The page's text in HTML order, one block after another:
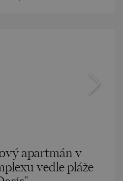
apartmán v
vedle pláže